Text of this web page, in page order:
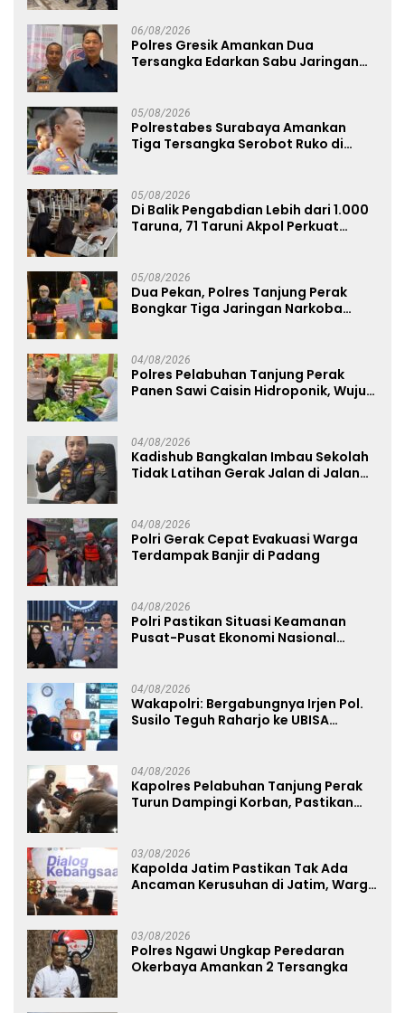
06/08/2026
Polres Gresik Amankan Dua
Tersangka Edarkan Sabu Jaringan
05/08/2026
Polrestabes Surabaya Amankan
Tiga Tersangka Serobot Ruko di
05/08/2026
Di Balik Pengabdian Lebih dari 1.000
Taruna, 71 Taruni Akpol Perkuat
05/08/2026
Dua Pekan, Polres Tanjung Perak
Bongkar Tiga Jaringan Narkoba
04/08/2026
Polres Pelabuhan Tanjung Perak
Panen Sawi Caisin Hidroponik, Wujud
04/08/2026
Kadishub Bangkalan Imbau Sekolah
Tidak Latihan Gerak Jalan di Jalan
04/08/2026
Polri Gerak Cepat Evakuasi Warga
Terdampak Banjir di Padang
04/08/2026
Polri Pastikan Situasi Keamanan
Pusat-Pusat Ekonomi Nasional
04/08/2026
Wakapolri: Bergabungnya Irjen Pol.
Susilo Teguh Raharjo ke UBISA
04/08/2026
Kapolres Pelabuhan Tanjung Perak
Turun Dampingi Korban, Pastikan
03/08/2026
Kapolda Jatim Pastikan Tak Ada
Ancaman Kerusuhan di Jatim, Warga
03/08/2026
Polres Ngawi Ungkap Peredaran
Okerbaya Amankan 2 Tersangka